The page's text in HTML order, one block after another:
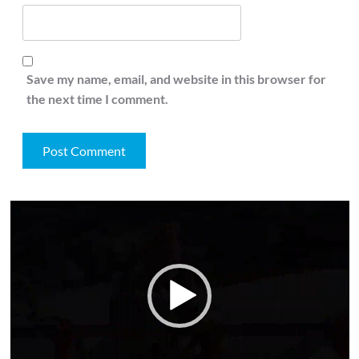
Save my name, email, and website in this browser for
the next time I comment.